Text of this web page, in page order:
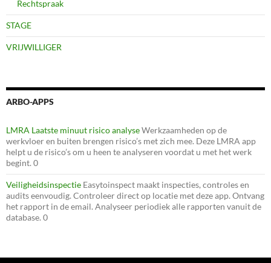
Rechtspraak
STAGE
VRIJWILLIGER
ARBO-APPS
LMRA Laatste minuut risico analyseWerkzaamheden op de
werkvloer en buiten brengen risico’s met zich mee. Deze LMRA app
helpt u de risico’s om u heen te analyseren voordat u met het werk
begint. 0
Veiligheidsinspectie Easytoinspect maakt inspecties, controles en
audits eenvoudig. Controleer direct op locatie met deze app. Ontvang
het rapport in de email. Analyseer periodiek alle rapporten vanuit de
database. 0